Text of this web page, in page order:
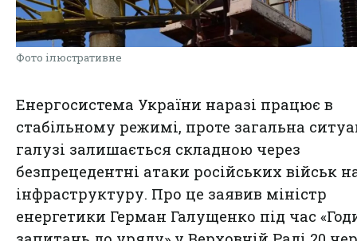
Фото ілюстративне
Енергосистема України наразі працює в
стабільному режимі, проте загальна
галузі залишається складною через
безпрецедентні атаки російських військ
інфраструктуру. Про це заявив міністр
енергетики Герман Галущенко під час